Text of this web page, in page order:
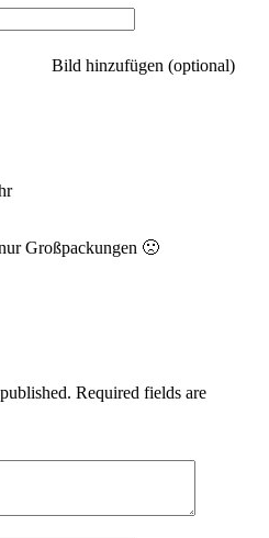
Bild hinzufügen (optional)
Großpackungen 🙁
Required fields are